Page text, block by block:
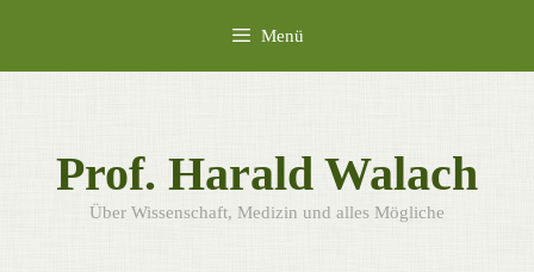
springen
Menü
Prof. Harald Walach
Über Wissenschaft, Medizin und alles Mögliche